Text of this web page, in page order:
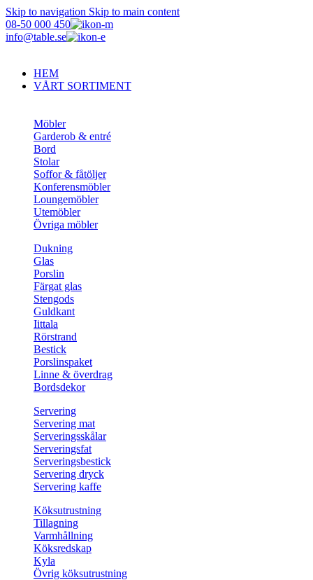
Skip to navigation Skip to main content
08-50 000 450
info@table.se
HEM
VÅRT SORTIMENT
Möbler
Garderob & entré
Bord
Stolar
Soffor & fåtöljer
Konferensmöbler
Loungemöbler
Utemöbler
Övriga möbler
Dukning
Glas
Porslin
Färgat glas
Stengods
Guldkant
Iittala
Rörstrand
Bestick
Porslinspaket
Linne & överdrag
Bordsdekor
Servering
Servering mat
Serveringsskålar
Serveringsfat
Serveringsbestick
Servering dryck
Servering kaffe
Köksutrustning
Tillagning
Varmhållning
Köksredskap
Kyla
Övrig köksutrustning